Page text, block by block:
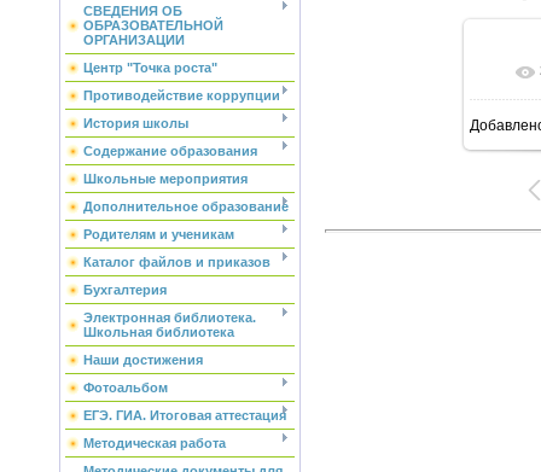
СВЕДЕНИЯ ОБ
ОБРАЗОВАТЕЛЬНОЙ
ОРГАНИЗАЦИИ
Центр "Точка роста"
Противодействие коррупции
История школы
Содержание образования
Школьные мероприятия
Дополнительное образование
Родителям и ученикам
Каталог файлов и приказов
Бухгалтерия
Электронная библиотека.
Школьная библиотека
Наши достижения
Фотоальбом
ЕГЭ. ГИА. Итоговая аттестация
Методическая работа